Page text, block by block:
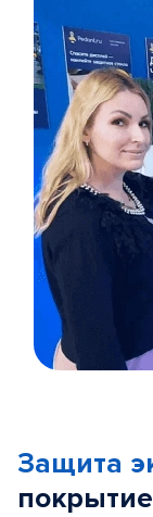
5
Защита